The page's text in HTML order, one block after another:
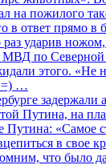
на пожилого
в ответ прямо в
раз ударив
по Северной
этого. «Не
=) …
задержали
Путина, на
Путина: «Самое
в свое
что было